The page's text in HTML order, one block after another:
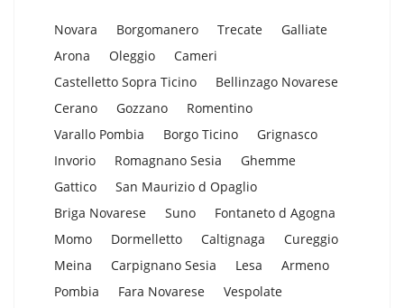
Novara Borgomanero Trecate
Galliate
Arona
Oleggio
Cameri
Castelletto Sopra Ticino
Bellinzago Novarese
Cerano
Gozzano
Romentino
Varallo Pombia
Borgo Ticino
Grignasco
Invorio
Romagnano Sesia
Ghemme
Gattico
San Maurizio d Opaglio
Briga Novarese
Suno
Fontaneto d Agogna
Momo
Dormelletto Caltignaga
Cureggio
Meina
Carpignano Sesia Lesa
Armeno
Pombia
Fara Novarese
Vespolate